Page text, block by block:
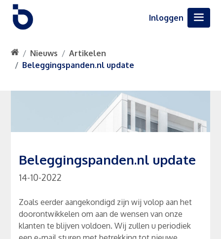
Inloggen
Nieuws
Artikelen
Beleggingspanden.nl update
Beleggingspanden.nl update
14-10-2022
Zoals eerder aangekondigd zijn wij volop aan het
doorontwikkelen om aan de wensen van onze
klanten te blijven voldoen. Wij zullen u periodiek